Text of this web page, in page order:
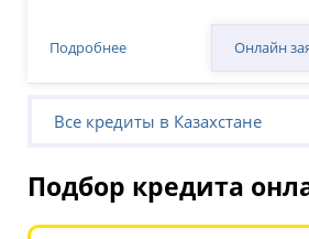
Подробнее Онлайн
Все кредиты в Казахстане
Подбор кредита